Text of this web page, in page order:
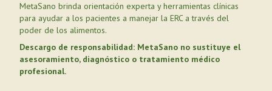
MetaSano brinda orientación experta y herramientas clínicas
para ayudar a los pacientes a manejar la ERC a través del
poder de los alimentos.
Descargo de responsabilidad: MetaSano no sustituye el
asesoramiento, diagnóstico o tratamiento médico
profesional.